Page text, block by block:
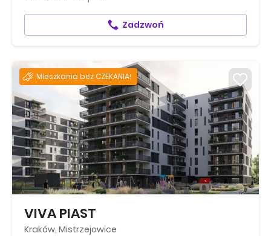
Zadzwoń
Mieszkania bez CZEKANIA!
VIVA PIAST
Kraków, Mistrzejowice